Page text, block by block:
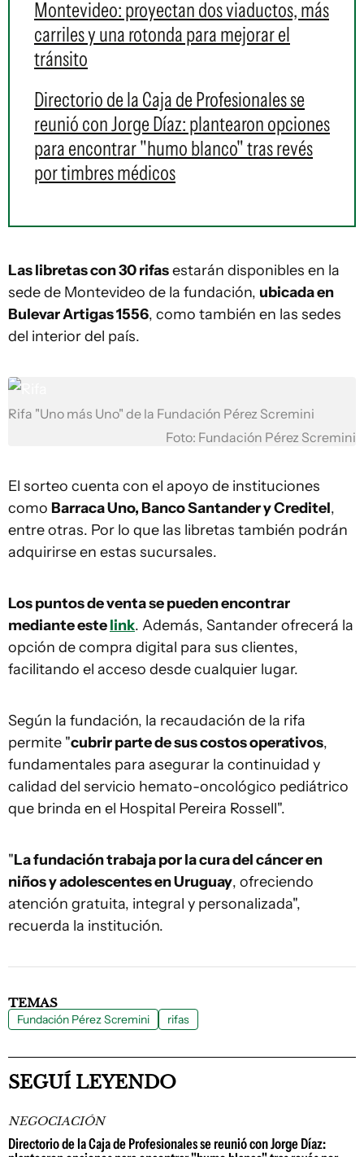
Montevideo: proyectan dos viaductos, más
carriles y una rotonda para mejorar el
tránsito
Directorio de la Caja de Profesionales se
reunió con Jorge Díaz: plantearon opciones
para encontrar "humo blanco" tras revés
por timbres médicos
Las libretas con 30 rifasestarán disponibles en la
sede de Montevideo de la fundación, ubicada en
Bulevar Artigas 1556, como también en las sedes
del interior del país.
Rifa "Uno más Uno" de la Fundación Pérez Scremini
Foto: Fundación Pérez Scremini
El sorteo cuenta con el apoyo de instituciones
como Barraca Uno, Banco Santander y Creditel,
entre otras. Por lo que las libretas también podrán
adquirirse en estas sucursales.
Los puntos de venta se pueden encontrar
mediante estelink. Además, Santander ofrecerá la
opción de compra digital para sus clientes,
facilitando el acceso desde cualquier lugar.
Según la fundación, la recaudación de la rifa
permite "cubrir parte de sus costos operativos,
fundamentales para asegurar la continuidad y
calidad del servicio hemato-oncológico pediátrico
que brinda en el Hospital Pereira Rossell".
"La fundación trabaja por la cura del cáncer en
niños y adolescentes en Uruguay, ofreciendo
atención gratuita, integral y personalizada",
recuerda la institución.
TEMAS
Fundación Pérez Scremini rifas
SEGUÍ LEYENDO
NEGOCIACIÓN
Directorio de la Caja de Profesionales se reunió con Jorge Díaz: